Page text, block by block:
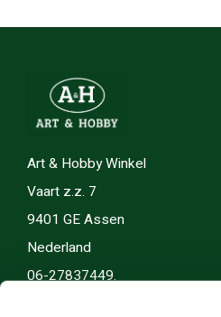
Art & Hobby Winkel
Vaart z.z. 7
9401 GE Assen
Nederland
06-27837449.